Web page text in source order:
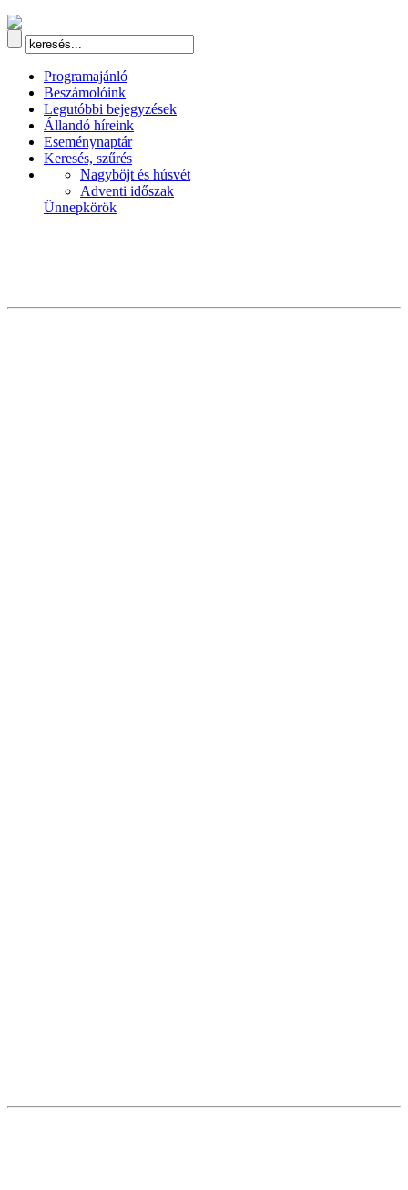
Programajánló
Beszámolóink
Legutóbbi bejegyzések
Állandó híreink
Eseménynaptár
Keresés, szűrés
Nagyböjt és húsvét
Adventi időszak
Ünnepkörök